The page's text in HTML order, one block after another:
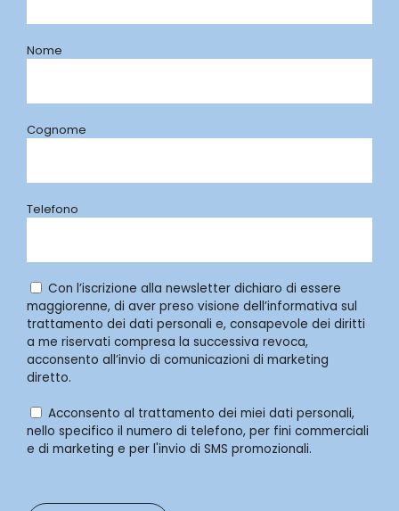
Nome
Cognome
Telefono
Con l’iscrizione alla newsletter dichiaro di essere
maggiorenne, di aver preso visione dell’informativa sul
trattamento dei dati personali e, consapevole dei diritti
a me riservati compresa la successiva revoca,
acconsento all’invio di comunicazioni di marketing
diretto.
Acconsento al trattamento dei miei dati personali,
nello specifico il numero di telefono, per fini commerciali
e di marketing e per l'invio di SMS promozionali.